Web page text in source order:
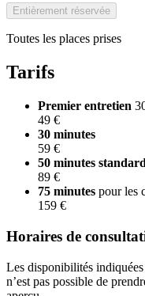
Entièrement réservée
Toutes les places prises
Tarifs
Premier entretien
49 €
30 minutes
59 €
50 minutes standard
89 €
75 minutes pour les
159 €
Horaires de
Les disponibilités
n’est pas possible de